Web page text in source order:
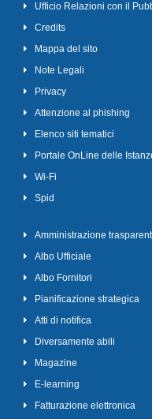
Ufficio Relazioni con il
Credits
Mappa del sito
Note Legali
Privacy
Attenzione al phishing
Elenco siti tematici
Portale OnLine delle
Wi-Fi
Spid
Amministrazione
Albo Ufficiale
Albo Fornitori
Pianificazione strategica
Atti di notifica
Diversamente abili
Magazine
E-learning
Fatturazione elettronica